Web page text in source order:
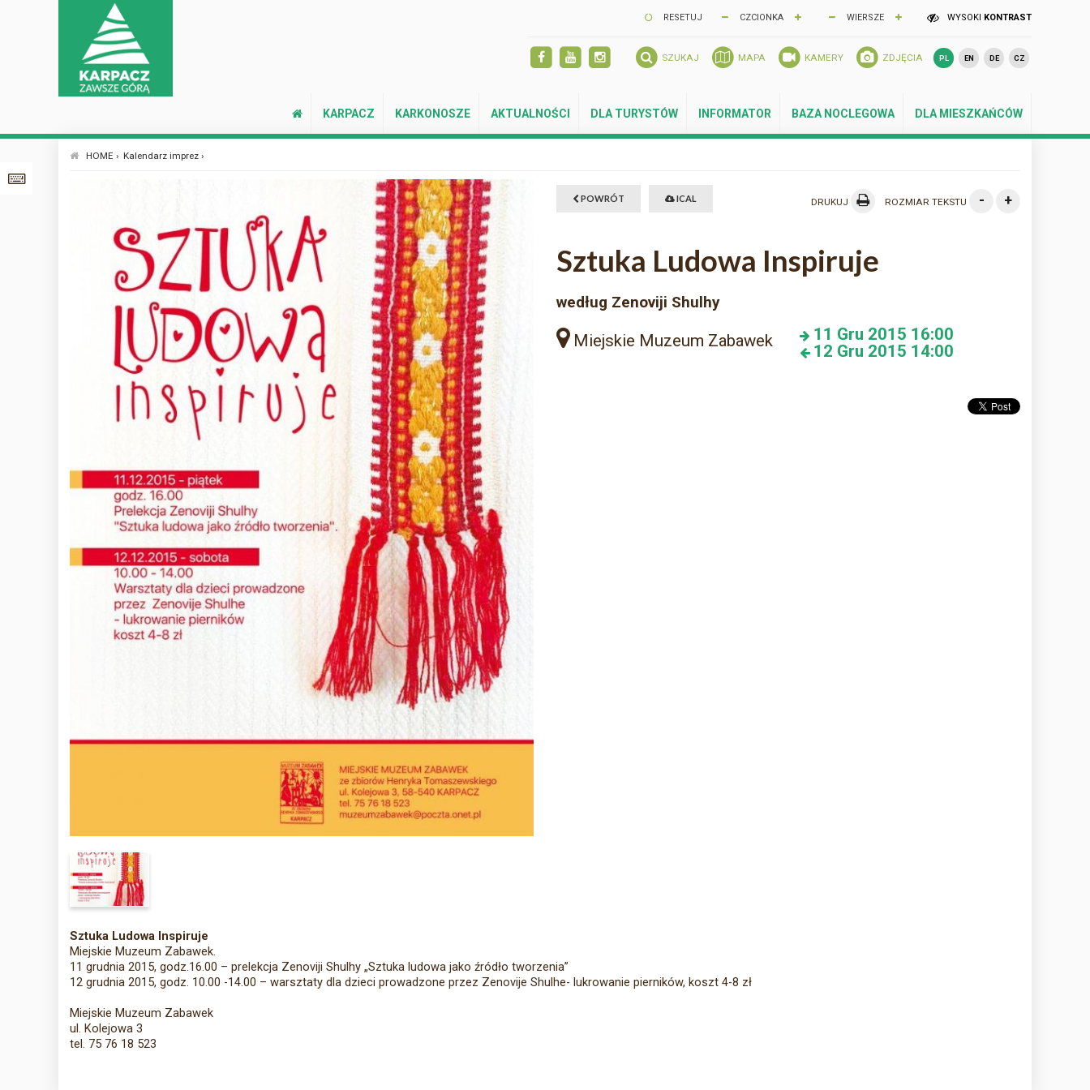
RESETUJ CZCIONKA WIERSZE WYSOKI KONTRAST
SZUKAJ MAPA KAMERY ZDJĘCIA PL EN DE CZ
KARPACZ KARKONOSZE AKTUALNOŚCI DLA TURYSTÓW INFORMATOR BAZA NOCLEGOWA DLA MIESZKAŃCÓW
HOME › Kalendarz imprez ›
POWRÓT ICAL DRUKUJ ROZMIAR TEKSTU - +
Sztuka Ludowa Inspiruje
według Zenoviji Shulhy
Miejskie Muzeum Zabawek 11 Gru 2015 16:00
12 Gru 2015 14:00
Sztuka Ludowa Inspiruje
Miejskie Muzeum Zabawek.
11 grudnia 2015, godz.16.00 – prelekcja Zenoviji Shulhy „Sztuka ludowa jako źródło tworzenia”
12 grudnia 2015, godz. 10.00 -14.00 – warsztaty dla dzieci prowadzone przez Zenovije Shulhe- lukrowanie pierników, koszt 4-8 zł
Miejskie Muzeum Zabawek
ul. Kolejowa 3
tel. 75 76 18 523